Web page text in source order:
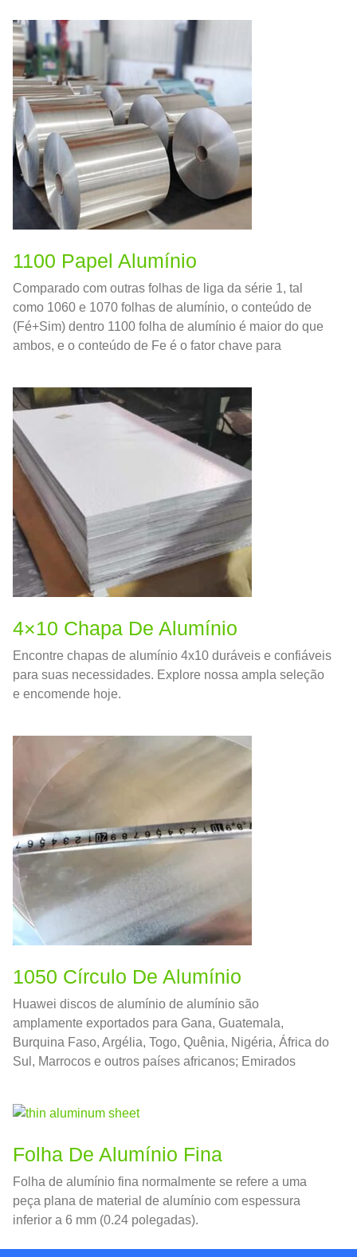
1100 Papel Alumínio
Comparado com outras folhas de liga da série 1, tal
como 1060 e 1070 folhas de alumínio, o conteúdo de
(Fé+Sim) dentro 1100 folha de alumínio é maior do que
ambos, e o conteúdo de Fe é o fator chave para
4×10 Chapa De Alumínio
Encontre chapas de alumínio 4x10 duráveis ​​e confiáveis
​​para suas necessidades. Explore nossa ampla seleção
e encomende hoje.
1050 Círculo De Alumínio
Huawei discos de alumínio de alumínio são
amplamente exportados para Gana, Guatemala,
Burquina Faso, Argélia, Togo, Quênia, Nigéria, África do
Sul, Marrocos e outros países africanos; Emirados
Folha De Alumínio Fina
Folha de alumínio fina normalmente se refere a uma
peça plana de material de alumínio com espessura
inferior a 6 mm (0.24 polegadas).